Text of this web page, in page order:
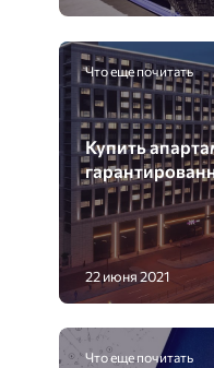
Что еще почитать
Купить
22 июня 2021
Что еще почитать